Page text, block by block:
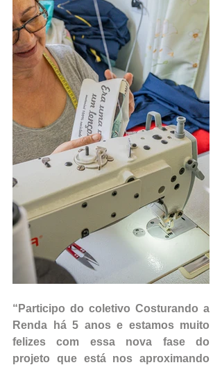
“Participo do coletivo Costurando a
Renda há 5 anos e estamos muito
felizes com essa nova fase do
projeto que está nos aproximando